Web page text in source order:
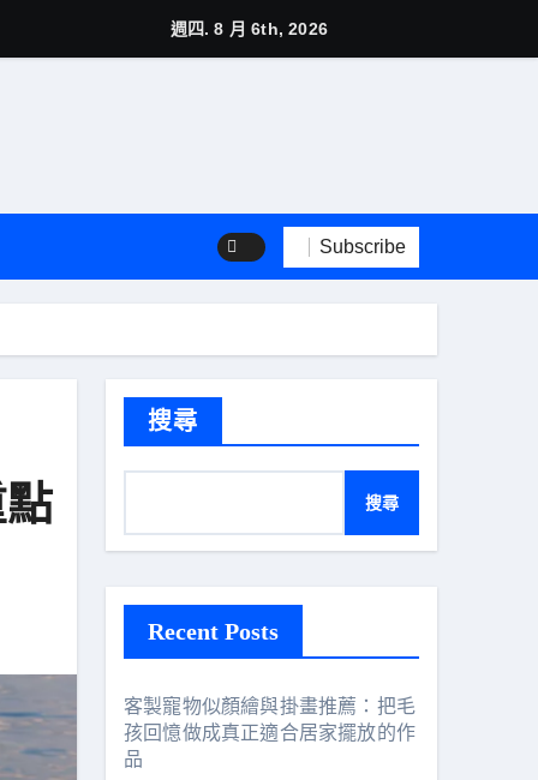
薦：季節玩法、城市選擇與行程安排一次看懂
週四. 8 月 6th, 2026
Subscribe
搜尋
搜尋
Recent Posts
客製寵物似顏繪與掛畫推薦：把毛
孩回憶做成真正適合居家擺放的作
品